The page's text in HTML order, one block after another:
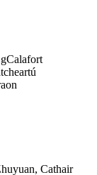
Cathair